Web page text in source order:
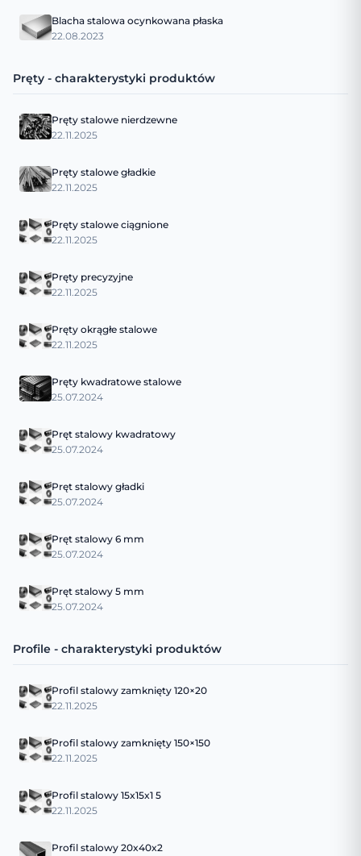
Blacha stalowa ocynkowana płaska
22.08.2023
Pręty - charakterystyki produktów
Pręty stalowe nierdzewne
22.11.2025
Pręty stalowe gładkie
22.11.2025
Pręty stalowe ciągnione
22.11.2025
Pręty precyzyjne
22.11.2025
Pręty okrągłe stalowe
22.11.2025
Pręty kwadratowe stalowe
25.07.2024
Pręt stalowy kwadratowy
25.07.2024
Pręt stalowy gładki
25.07.2024
Pręt stalowy 6 mm
25.07.2024
Pręt stalowy 5 mm
25.07.2024
Profile - charakterystyki produktów
Profil stalowy zamknięty 120×20
22.11.2025
Profil stalowy zamknięty 150×150
22.11.2025
Profil stalowy 15x15x1 5
22.11.2025
Profil stalowy 20x40x2